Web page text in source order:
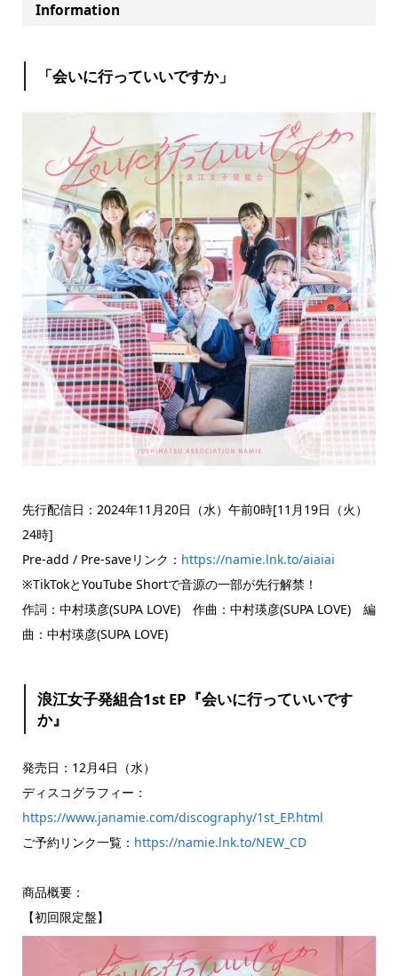
Information
「会いに行っていいですか」
先行配信日：2024年11月20日（水）午前0時[11月19日（火）
24時]
Pre-add / Pre-saveリンク： https://namie.lnk.to/aiaiai
※TikTokとYouTube Shortで音源の一部が先行解禁！
作詞：中村瑛彦(SUPA LOVE) 作曲：中村瑛彦(SUPA LOVE) 編
曲：中村瑛彦(SUPA LOVE)
浪江女子発組合1st EP『会いに行っていいです
か』
発売日：12月4日（水）
ディスコグラフィー：
https://www.janamie.com/discography/1st_EP.html
ご予約リンク一覧： https://namie.lnk.to/NEW_CD
商品概要：
【初回限定盤】